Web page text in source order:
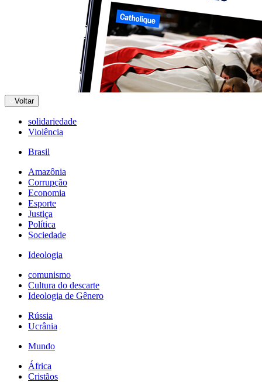
Voltar
solidariedade
Violência
Brasil
Amazônia
Corrupção
Economia
Esporte
Justiça
Política
Sociedade
Ideologia
comunismo
Cultura do descarte
Ideologia de Gênero
Rússia
Ucrânia
Mundo
África
Cristãos